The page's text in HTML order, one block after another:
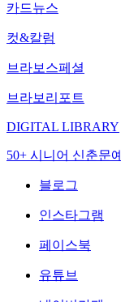
카드뉴스
컷&칼럼
브라보스페셜
브라보리포트
DIGITAL LIBRARY
50+ 시니어 신춘문예
블로그
인스타그램
페이스북
유튜브